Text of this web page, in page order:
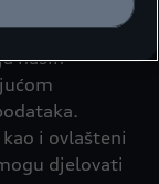
pomoć
društva
naših
i ovlašteni
djelovati